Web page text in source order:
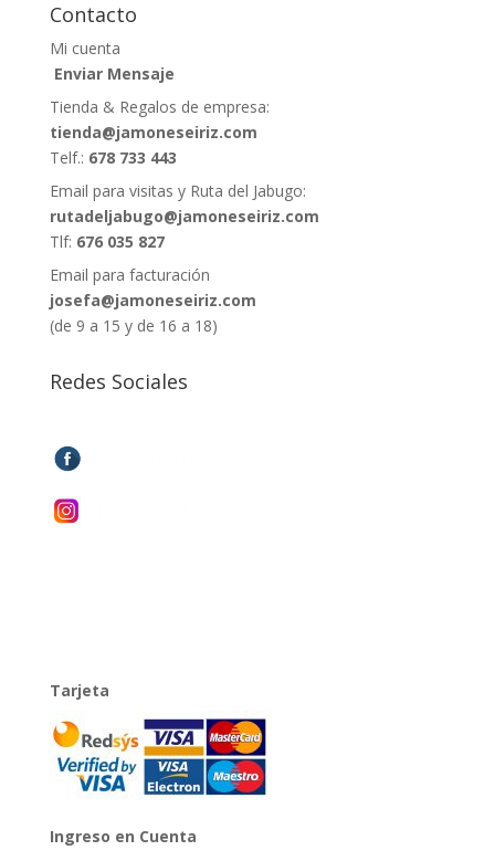
Contacto
Mi cuenta
Enviar Mensaje
Tienda & Regalos de empresa:
tienda@jamoneseiriz.com
Telf.: 678 733 443
Email para visitas y Ruta del Jabugo:
rutadeljabugo@jamoneseiriz.com
Tlf: 676 035 827
Email para facturación
josefa@jamoneseiriz.com
(de 9 a 15 y de 16 a 18)
Redes Sociales
Tarjeta
Ingreso en Cuenta